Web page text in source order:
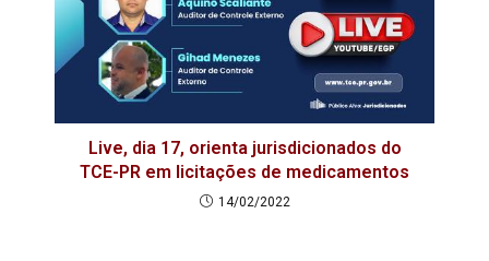
Live, dia 17, orienta jurisdicionados do
TCE-PR em licitações de medicamentos
14/02/2022